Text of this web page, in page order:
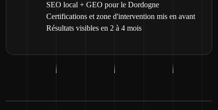
SEO local + GEO pour le Dordogne
Certifications et zone d'intervention mis en avant
Résultats visibles en 2 à 4 mois